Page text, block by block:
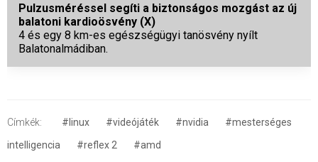
Pulzusméréssel segíti a biztonságos mozgást az új
balatoni kardioösvény (X)
4 és egy 8 km-es egészségügyi tanösvény nyílt
Balatonalmádiban.
Címkék: #linux #videójáték #nvidia
#mesterséges
intelligencia
#reflex 2 #amd